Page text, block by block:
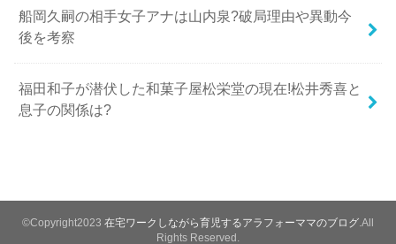
船岡久嗣の相手女子アナは山内泉?破局理由や異動今
後を考察
福田和子が潜伏した和菓子屋松栄堂の現在!松井秀喜と
息子の関係は?
©Copyright2023 在宅ワークしながら育児するアラフォーママのブログ .All
Rights Reserved.